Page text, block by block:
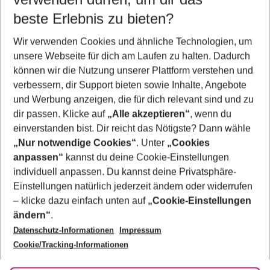
5-8 Nächte
2 Erwachsene Keine Kinder
Mehr Filter anzeigen
Footer
Footer navigation
Über uns
AGB
Bestpreisgarantie
Cookie-Einstellungen ändern
Cookie-Richtlinie
Agenturbetreuung
Barrierefreies Reisen
Folge uns
beste Erlebnis zu bieten?
Wir verwenden Cookies und ähnliche Technologien, um
unsere Webseite für dich am Laufen zu halten. Dadurch
können wir die Nutzung unserer Plattform verstehen und
verbessern, dir Support bieten sowie Inhalte, Angebote
und Werbung anzeigen, die für dich relevant sind und zu
dir passen. Klicke auf „Alle akzeptieren“, wenn du
einverstanden bist. Dir reicht das Nötigste? Dann wähle
„Nur notwendige Cookies“. Unter „Cookies
anpassen“ kannst du deine Cookie-Einstellungen
individuell anpassen. Du kannst deine Privatsphäre-
Einstellungen natürlich jederzeit ändern oder widerrufen
– klicke dazu einfach unten auf „Cookie-Einstellungen
ändern“.
Datenschutz-Informationen
Impressum
Cookie/Tracking-Informationen